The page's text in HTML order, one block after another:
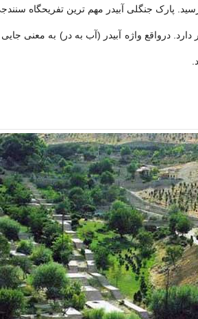
پارک جنگلی آبیدر مهم ترین تفریحگاه
درواقع واژه آبیدر (آب به در) به معنی